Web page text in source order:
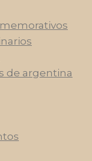
de argentina